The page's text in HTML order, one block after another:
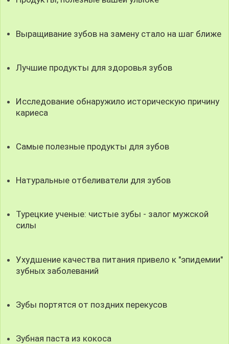
Выращивание зубов на замену стало на шаг ближе
Лучшие продукты для здоровья зубов
Исследование обнаружило историческую причину
кариеса
Самые полезные продукты для зубов
Натуральные отбеливатели для зубов
Турецкие ученые: чистые зубы - залог мужской
силы
Ухудшение качества питания привело к "эпидемии"
зубных заболеваний
Зубы портятся от поздних перекусов
Зубная паста из кокоса